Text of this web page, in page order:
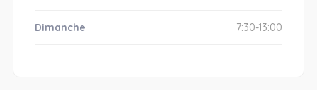
Dimanche 7:30-13:00